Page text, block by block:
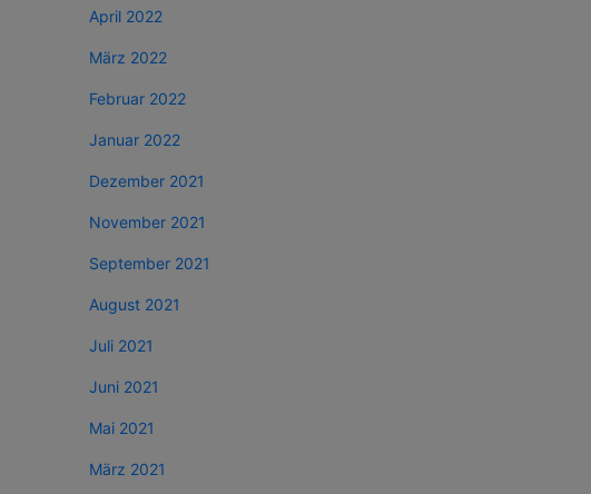
April 2022
März 2022
Februar 2022
Januar 2022
Dezember 2021
November 2021
September 2021
August 2021
Juli 2021
Juni 2021
Mai 2021
März 2021